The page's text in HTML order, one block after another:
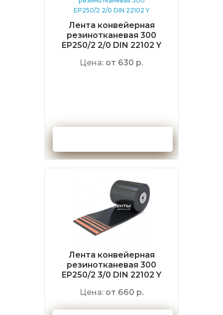
Лента конвейерная
резинотканевая 300
EP250/2 2/0 DIN 22102 Y
Цена: от 630 р.
Лента конвейерная
резинотканевая 300
EP250/2 3/0 DIN 22102 Y
Цена: от 660 р.